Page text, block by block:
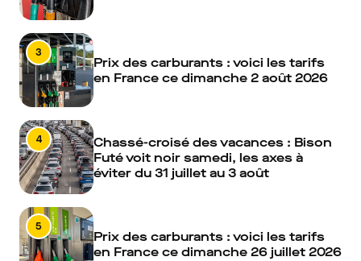
3
Prix des carburants : voici les tarifs
en France ce dimanche 2 août 2026
4
Chassé-croisé des vacances : Bison
Futé voit noir samedi, les axes à
éviter du 31 juillet au 3 août
5
Prix des carburants : voici les tarifs
en France ce dimanche 26 juillet 2026